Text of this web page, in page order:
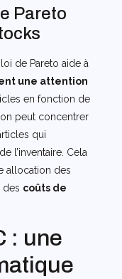
Pareto
de Pareto aide à
une attention
en fonction de
on peut concentrer
qui
l’inventaire. Cela
allocation des
des coûts de
: une